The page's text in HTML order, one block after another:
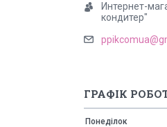
Интернет-
кондитер"
ГРАФІК
Понеділок